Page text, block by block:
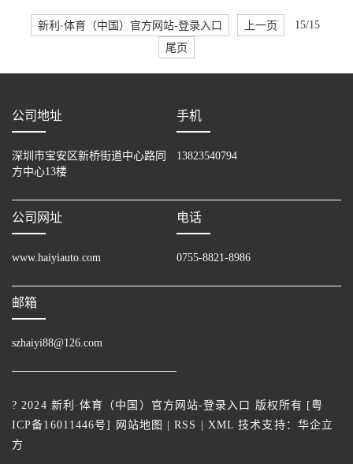
新利·体育（中国）官方网站-登录入口 上一页 15/15
尾页
公司地址
深圳市宝安区新桥街道中心路同
方中心13楼
手机
13823540794
公司网址
www.haiyiauto.com
电话
0755-8821-8986
邮箱
szhaiyi88@126.com
? 2024 新利·体育（中国）官方网站-登录入口 版权所有 [粤
ICP备16011446号] 网站地图 |RSS XML 技术支持： 华企立
方